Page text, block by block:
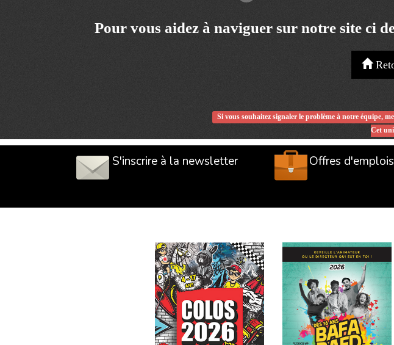
Pour vous aidez à naviguer sur notre site ci
Si vous souhaitez signaler le problème à notre équipe,
Cet
S'inscrire à la newsletter Offres d'emplois